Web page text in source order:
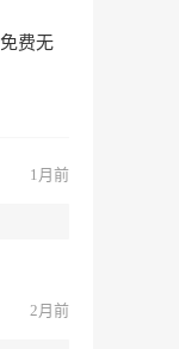
费无
1月前
2月前